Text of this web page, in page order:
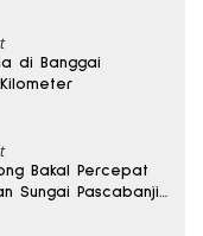
di Banggai
Bakal Percepat
Sungai Pascabanjir